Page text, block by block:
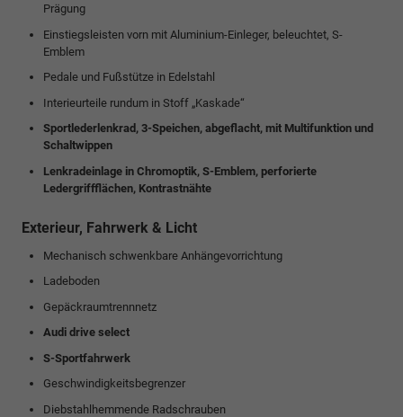
Prägung
Einstiegsleisten vorn mit Aluminium-Einleger, beleuchtet, S-
Emblem
Pedale und Fußstütze in Edelstahl
Interieurteile rundum in Stoff „Kaskade“
Sportlederlenkrad, 3-Speichen, abgeflacht, mit Multifunktion und
Schaltwippen
Lenkradeinlage in Chromoptik, S-Emblem, perforierte
Ledergriffflächen, Kontrastnähte
Exterieur, Fahrwerk & Licht
Mechanisch schwenkbare Anhängevorrichtung
Ladeboden
Gepäckraumtrennnetz
Audi drive select
S-Sportfahrwerk
Geschwindigkeitsbegrenzer
Diebstahlhemmende Radschrauben